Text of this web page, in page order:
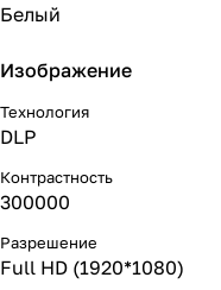
Белый
Изображение
Технология
DLP
Контрастность
300000
Разрешение
Full HD (1920*1080)